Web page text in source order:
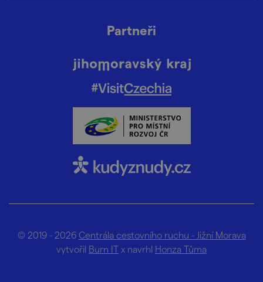
Partneři
© 2019 - 2026 Centrála cestovního ruchu - Jižní Morava
vytvořil Burn IT x navrhl Honza Tůma